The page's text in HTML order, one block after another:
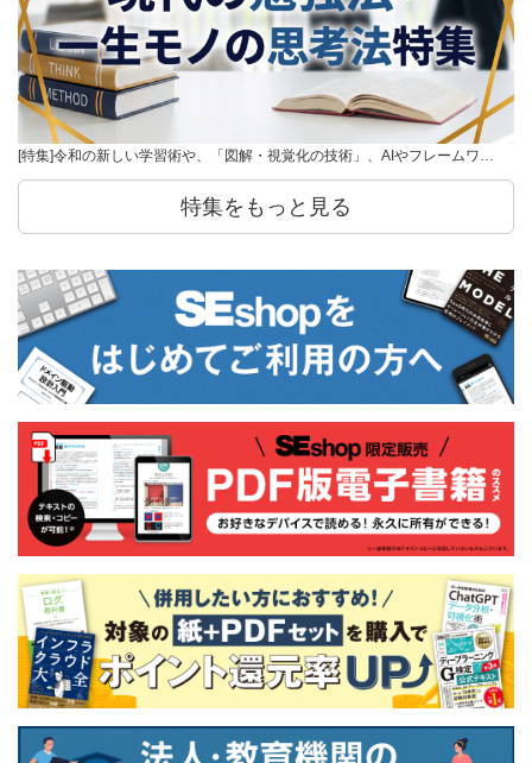
[特集]令和の新しい学習術や、「図解・視覚化の技術」、AIやフレームワ…
特集をもっと見る